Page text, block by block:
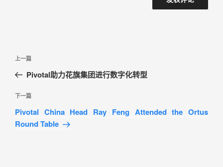
上一篇
Pivotal助力花旗集团进行数字化转型
下一篇
Pivotal China Head Ray Feng Attended the Ortus
Round Table